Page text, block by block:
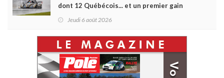
dont 12 Québécois... et un premier gain
Jeudi 6 août 2026